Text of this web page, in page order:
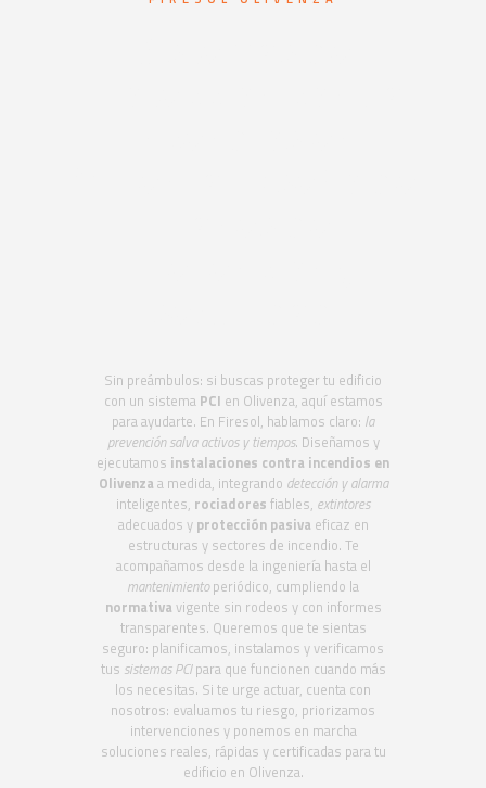
Sin preámbulos: si buscas proteger tu edificio
con un sistema PCI en Olivenza, aquí estamos
para ayudarte. En Firesol, hablamos claro: la
prevención salva activos y tiempos. Diseñamos y
ejecutamos instalaciones contra incendios en
Olivenza a medida, integrando detección y alarma
inteligentes, rociadores fiables, extintores
adecuados y protección pasiva eficaz en
estructuras y sectores de incendio. Te
acompañamos desde la ingeniería hasta el
mantenimientoperiódico, cumpliendo la
normativa vigente sin rodeos y con informes
transparentes. Queremos que te sientas
seguro: planificamos, instalamos y verificamos
tus sistemas PCIpara que funcionen cuando más
los necesitas. Si te urge actuar, cuenta con
nosotros: evaluamos tu riesgo, priorizamos
intervenciones y ponemos en marcha
soluciones reales, rápidas y certificadas para tu
edificio en Olivenza.